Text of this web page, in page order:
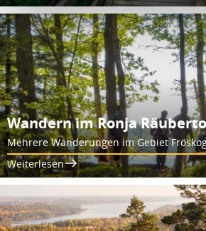
Wandern im Ronja
Mehrere Wanderungen im Gebiet
Weiterlesen